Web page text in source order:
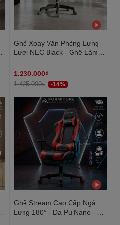
Ghế Xoay Văn Phòng Lưng
Lưới NEC Black - Ghế Làm
Tay Nâng Linh Hoạt | Nội
Thất Anh Hoàng
1.230.000₫
1.425.000₫ -14%
Ghế Stream Cao Cấp Ngả
Lưng 180° - Da Pu Nano - Có